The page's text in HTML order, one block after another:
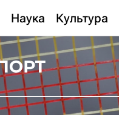
Наука Культура